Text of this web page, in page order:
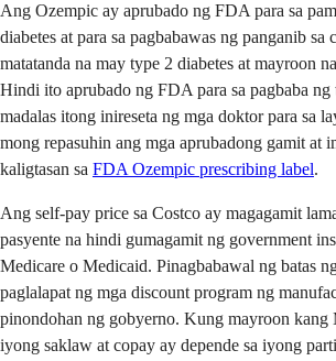
Ang Ozempic ay aprubado ng FDA para sa
diabetes at para sa pagbabawas ng panganib sa
matatanda na may type 2 diabetes at mayroon
Hindi ito aprubado ng FDA para sa pagbaba ng
madalas itong inireseta ng mga doktor para sa
mong repasuhin ang mga aprubadong gamit at
kaligtasan sa FDA Ozempic prescribing label.
Ang self-pay price sa Costco ay magagamit
pasyente na hindi gumagamit ng government
Medicare o Medicaid. Pinagbabawal ng batas
paglalapat ng mga discount program ng
pinondohan ng gobyerno. Kung mayroon kang
iyong saklaw at copay ay depende sa iyong